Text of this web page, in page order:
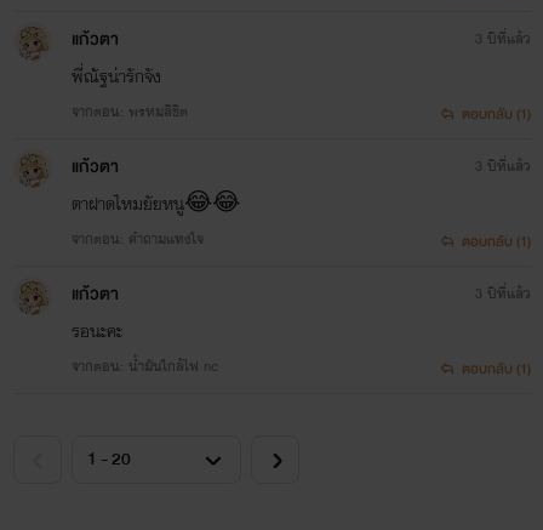
แก้วตา
พี่ณัฐน่ารักจัง
จากตอน: พรหมลิขิต
3 ปีที่แล้ว
ตอบกลับ (1)
แก้วตา
ตาฝาดไหมยัยหนู😂😂
จากตอน: คำถามแทงใจ
3 ปีที่แล้ว
ตอบกลับ (1)
แก้วตา
รอนะคะ
จากตอน: น้ำมันใกล้ไฟ nc
3 ปีที่แล้ว
ตอบกลับ (1)